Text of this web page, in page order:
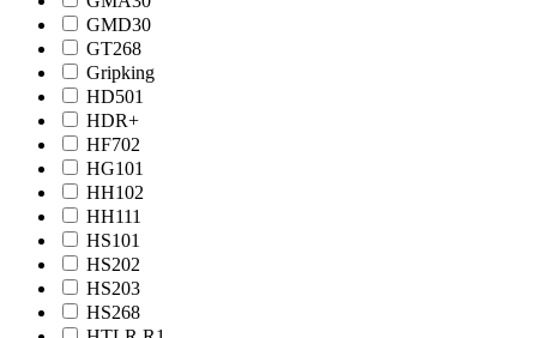
GMD30
GT268
Gripking
HD501
HDR+
HF702
HG101
HH102
HH111
HS101
HS202
HS203
HS268